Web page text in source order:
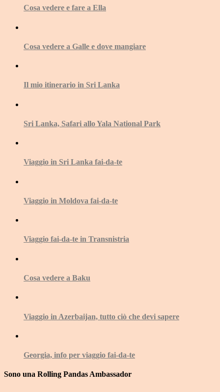
Cosa vedere e fare a Ella
Cosa vedere a Galle e dove mangiare
Il mio itinerario in Sri Lanka
Sri Lanka, Safari allo Yala National Park
Viaggio in Sri Lanka fai-da-te
Viaggio in Moldova fai-da-te
Viaggio fai-da-te in Transnistria
Cosa vedere a Baku
Viaggio in Azerbaijan, tutto ciò che devi sapere
Georgia, info per viaggio fai-da-te
Sono una Rolling Pandas Ambassador